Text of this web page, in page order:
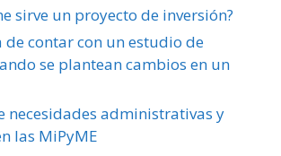
sirve un proyecto de inversión?
contar con un estudio de
se plantean cambios en un
necesidades administrativas y
las MiPyME